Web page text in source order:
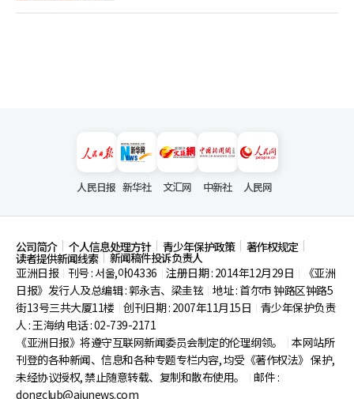
人民日报 新华社 文汇网 中新社 人民网
公司简介 个人信息处理方针 青少年保护政策 著作权规定
读者提供新闻线索
新闻稿件投诉负责人
亚洲日报
刊号 : 서울,아04336 注册日期 : 2014年12月29日
《亚洲
日报》发行人及总编辑 : 郭永吉、梁圭铉 地址 : 首尔市钟路区钟路5
街13号三共大厦11楼 创刊日期 : 2007年11月15日
青少年保护负责
人 : 王海纳 电话 : 02-739-2171
《亚洲日报》将遵守互联网新闻委员会制定的伦理纲领。
本网站所
刊登的各种新闻、信息和各种专题专栏内容, 均受《著作权法》 保护,
未经协议授权, 禁止随意转载、复制和散布使用。
邮件 :
dongclub@ajunews.com